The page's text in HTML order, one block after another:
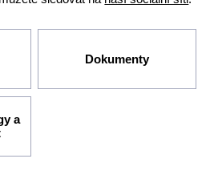
Dokumenty
a